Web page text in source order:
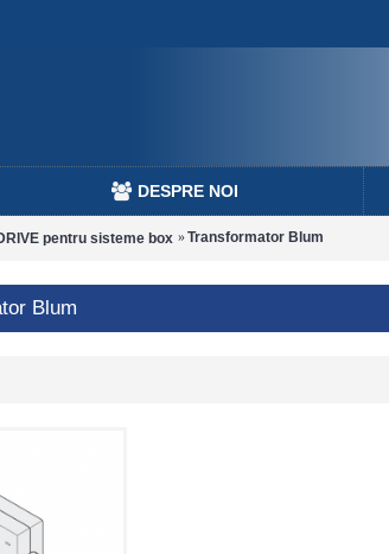
DESPRE NOI
pentru sisteme box Transformator Blum
Blum